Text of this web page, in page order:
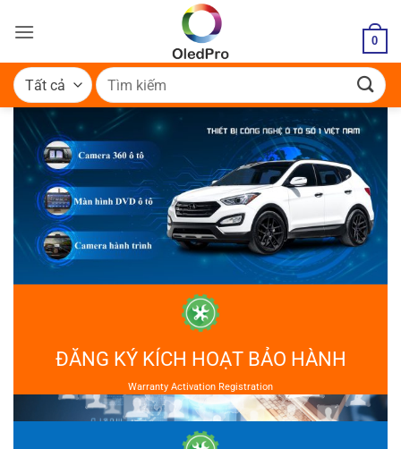
qua
dung
0
Tìm
kiếm:
ĐĂNG KÝ KÍCH HOẠT BẢO HÀNH
Warranty Activation Registration